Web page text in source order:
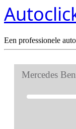
Een professionele
Mercedes